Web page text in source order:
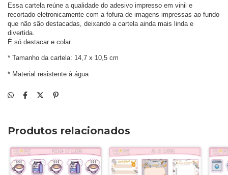
Essa cartela reúne a qualidade do adesivo impresso em vinil e
recortado eletronicamente com a fofura de imagens impressas ao fundo
que não são destacadas, deixando a cartela ainda mais linda e
divertida.
É só destacar e colar.
* Tamanho da cartela: 14,7 x 10,5 cm
* Material resistente à água
Produtos relacionados